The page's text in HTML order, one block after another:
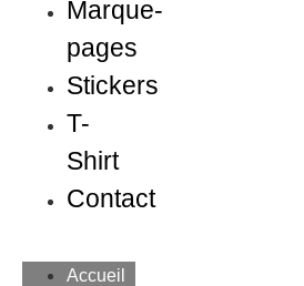
Marque-
pages
Stickers
T-
Shirt
Contact
Accueil